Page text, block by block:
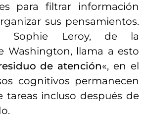
para filtrar información
sus pensamientos.
Sophie Leroy, de la
Washington, llama a esto
de atención«, en el
cognitivos permanecen
tareas incluso después de